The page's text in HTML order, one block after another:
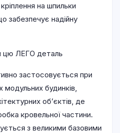
на шпильки
забезпечує надійну
цю ЛЕГО деталь
застосовується при
модульних будинків,
об’єктів, де
кровельної частини.
з великими базовими